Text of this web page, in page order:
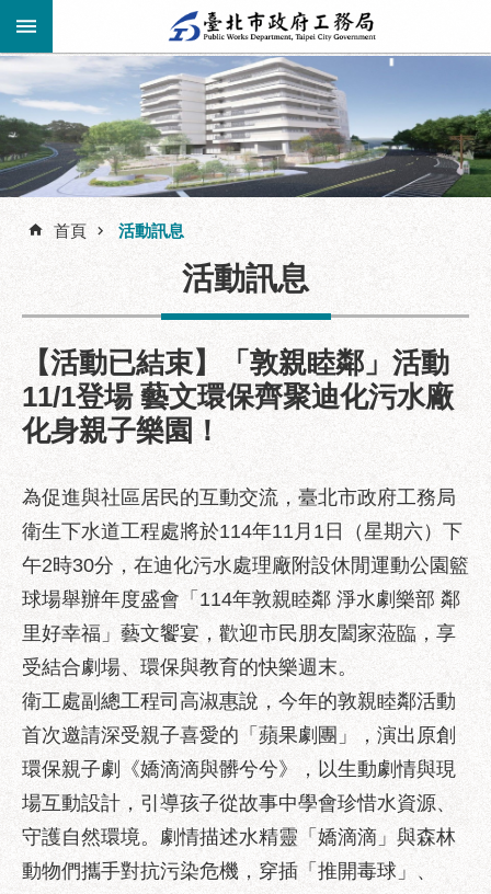
跳到主要內容區塊
進
階
搜
公
告
資
訊
服
關
介
業
務
訊
政
府
資
訊
開
優
良
事
蹟
首頁 活動訊息
活動訊息
【活動已結束】「敦親睦鄰」活動
11/1登場 藝文環保齊聚迪化污水廠
化身親子樂園！
為促進與社區居民的互動交流，臺北市政府工務局
衛生下水道工程處將於114年11月1日（星期六）下
午2時30分，在迪化污水處理廠附設休閒運動公園籃
球場舉辦年度盛會「114年敦親睦鄰 淨水劇樂部 鄰
里好幸福」藝文饗宴，歡迎市民朋友闔家蒞臨，享
受結合劇場、環保與教育的快樂週末。
衛工處副總工程司高淑惠說，今年的敦親睦鄰活動
首次邀請深受親子喜愛的「蘋果劇團」，演出原創
環保親子劇《嬌滴滴與髒兮兮》，以生動劇情與現
場互動設計，引導孩子從故事中學會珍惜水資源、
守護自然環境。劇情描述水精靈「嬌滴滴」與森林
動物們攜手對抗污染危機，穿插「推開毒球」、